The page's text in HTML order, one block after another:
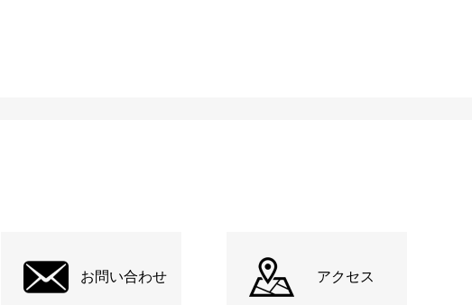
お問い合わせ アクセス